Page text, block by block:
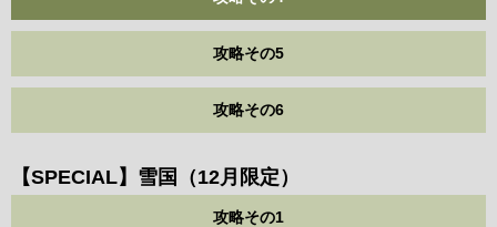
攻略その5
攻略その6
【SPECIAL】雪国（12月限定）
攻略その1